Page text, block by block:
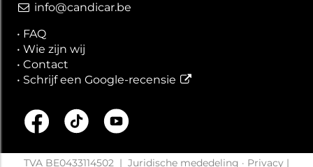
info@candicar.be
• FAQ
• Wie zijn wij
• Contact
• Schrijf een Google-recensie
TVA BE0433114502 | Juridische mededeling · Privacy |